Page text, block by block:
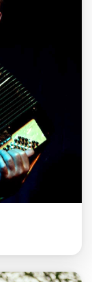
de
de la
IMM.